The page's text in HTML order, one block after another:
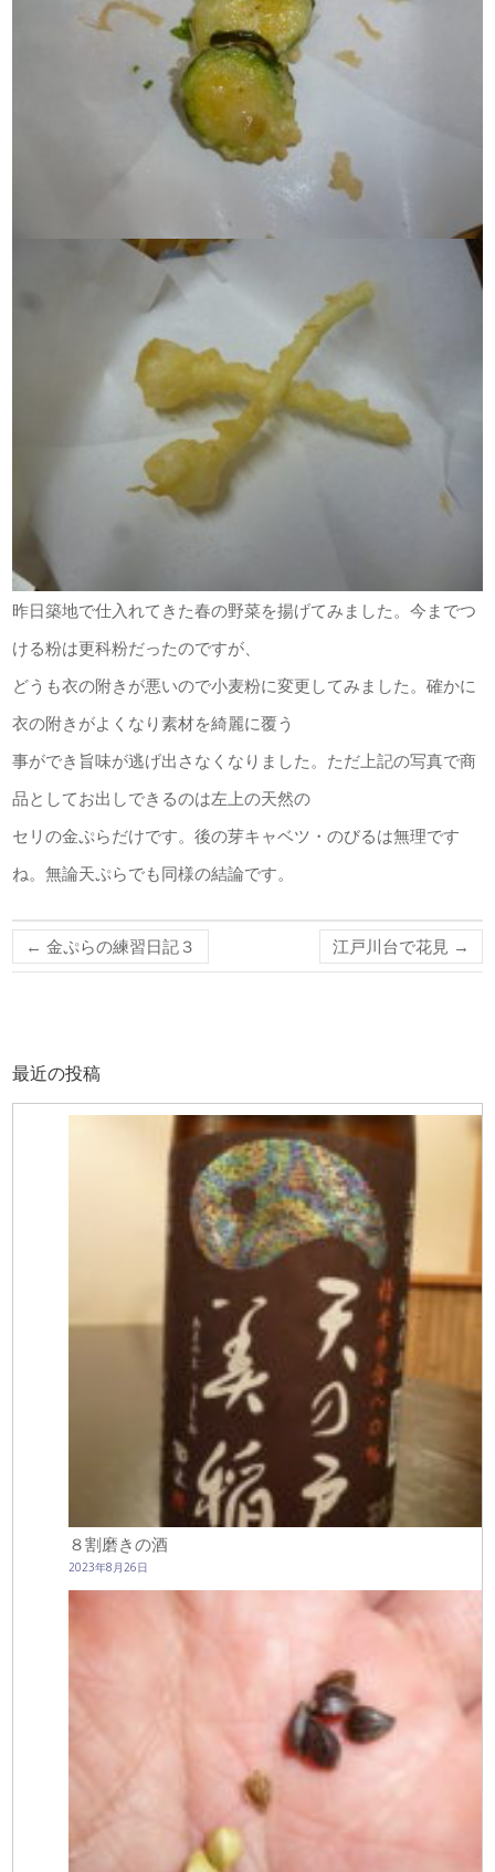
昨日築地で仕入れてきた春の野菜を揚げてみました。今までつ
ける粉は更科粉だったのですが、
どうも衣の附きが悪いので小麦粉に変更してみました。確かに
衣の附きがよくなり素材を綺麗に覆う
事ができ旨味が逃げ出さなくなりました。ただ上記の写真で商
品としてお出しできるのは左上の天然の
セリの金ぷらだけです。後の芽キャベツ・のびるは無理です
ね。無論天ぷらでも同様の結論です。
← 金ぷらの練習日記３ 江戸川台で花見 →
最近の投稿
８割磨きの酒
2023年8月26日